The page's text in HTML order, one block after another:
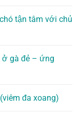
tận tâm với chủ
ở gà đẻ – ứng
đa xoang)